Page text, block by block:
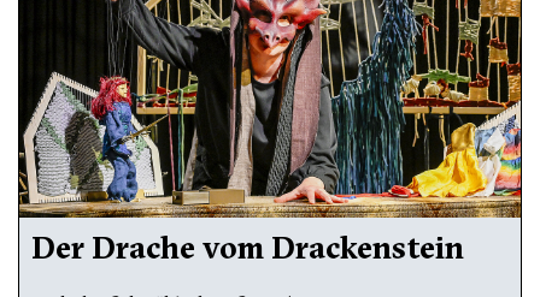
Der Drache vom Drackenstein